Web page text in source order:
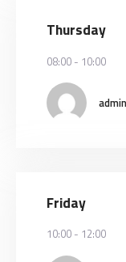
Thursday
08:00- 10:00
admin
Friday
10:00- 12:00